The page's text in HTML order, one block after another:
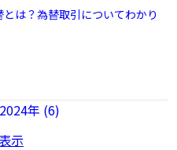
とは？為替取引についてわかり
2024年 (6)
示